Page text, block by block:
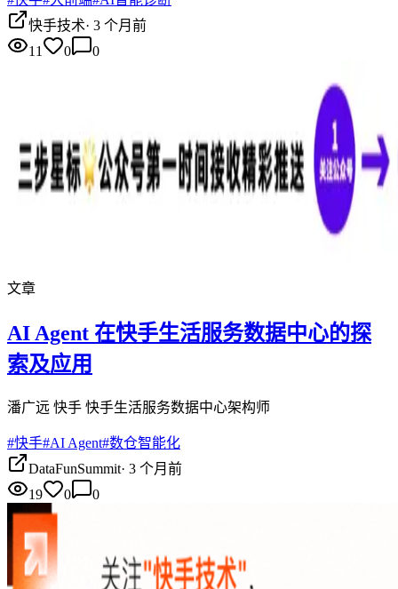
快手技术· 3 个月前
11
0 0
文章
AI Agent 在快手生活服务数据中心的探
索及应用
潘广远 快手 快手生活服务数据中心架构师
#快手#AI Agent#数仓智能化
DataFunSummit· 3 个月前
19
0 0